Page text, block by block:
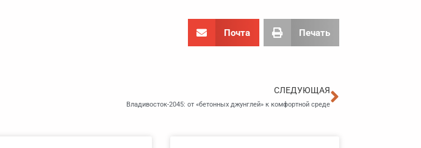
Почта Печать
СЛЕДУЮЩАЯ
Владивосток-2045: от «бетонных джунглей» к комфортной среде